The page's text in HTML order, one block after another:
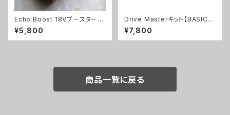
Echo Boost 18Vブースターキ
ット【BASIC KIT】
¥5,800
Drive Masterキット【BASIC K
IT】
¥7,800
商品一覧に戻る